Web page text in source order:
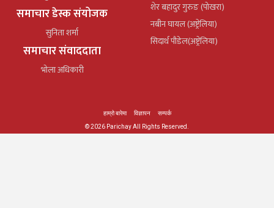
समाचार डेस्क संयोजक
सुनिता शर्मा
समाचार संवाददाता
भोला अधिकारी
शेर बहादुर गुरुङ (पोखरा)
नबीन घायल (अष्ट्रेलिया)
सिदार्थ पौडेल(अष्ट्रेलिया)
हाम्रो बारेमा विज्ञापन
सम्पर्क
© 2026 Parichay All Rights Reserved.